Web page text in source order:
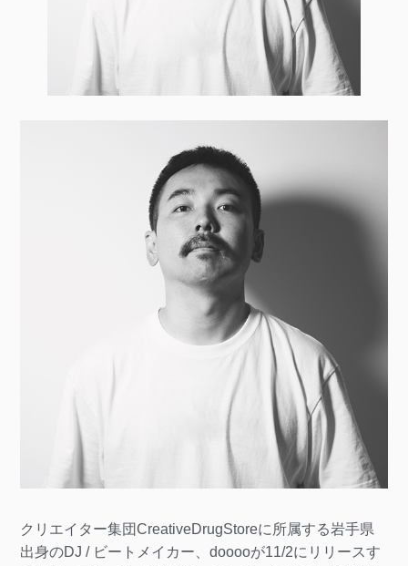
クリエイター集団CreativeDrugStoreに所属する岩手県
出身のDJ / ビートメイカー、dooooが11/2にリリースす